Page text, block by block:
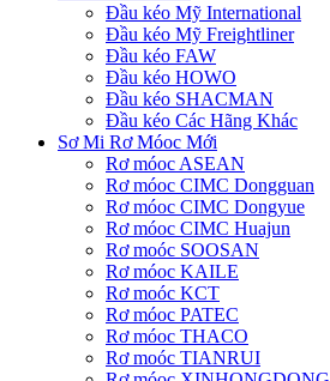
Đầu kéo Mỹ International
Đầu kéo Mỹ Freightliner
Đầu kéo FAW
Đầu kéo HOWO
Đầu kéo SHACMAN
Đầu kéo Các Hãng Khác
Sơ Mi Rơ Móoc Mới
Rơ móoc ASEAN
Rơ móoc CIMC Dongguan
Rơ móoc CIMC Dongyue
Rơ móoc CIMC Huajun
Rơ moóc SOOSAN
Rơ móoc KAILE
Rơ moóc KCT
Rơ móoc PATEC
Rơ móoc THACO
Rơ moóc TIANRUI